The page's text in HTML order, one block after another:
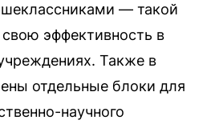
— такой
эффективность в
Также в
отдельные блоки для
научного